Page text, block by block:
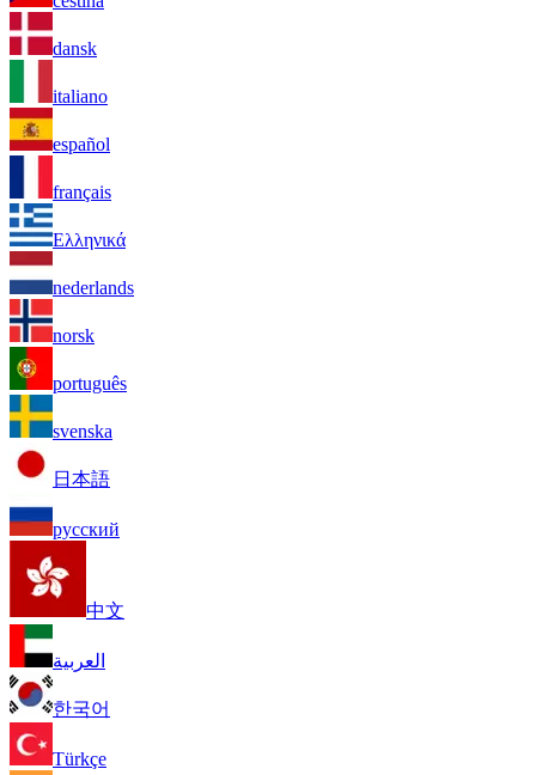
dansk
italiano
español
français
Ελληνικά
nederlands
norsk
português
svenska
日本語
русский
中文
العربية
한국어
Türkçe